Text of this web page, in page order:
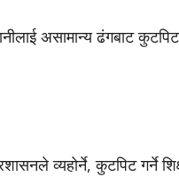
असामान्य ढंगबाट
व्यहोर्ने, कुटपिट गर्ने